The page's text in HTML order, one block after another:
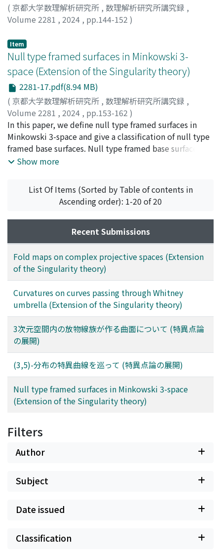
( 京都大学数理解析研究所 , 数理解析研究所講究録 ,
Volume 2281 , 2024 , pp.144-152 )
Item
Null type framed surfaces in Minkowski 3-
space (Extension of the Singularity theory)
2281-17.pdf(8.94 MB)
( 京都大学数理解析研究所 , 数理解析研究所講究録 ,
Volume 2281 , 2024 , pp.153-162 )
Yao, Kaixin;Pei, Donghe
In this paper, we define null type framed surfaces in
Minkowski 3-space and give a classification of null type
framed base surfaces. Null type framed base surfaces
contain regular null surfaces, but they are allowed to
of null tangent developables, whose striction curves are
null, and give some properties of Bertrand offsets.
Show more
List Of Items (Sorted by Table of contents in
Ascending order): 1-20 of 20
Recent Submissions
Fold maps on complex projective spaces (Extension
of the Singularity theory)
Curvatures on curves passing through Whitney
umbrella (Extension of the Singularity theory)
3次元空間内の放物線族が作る曲面について (特異点論
の展開)
(3,5)-分布の特異曲線を巡って (特異点論の展開)
Null type framed surfaces in Minkowski 3-space
(Extension of the Singularity theory)
Filters
Author
Subject
Date issued
Classification